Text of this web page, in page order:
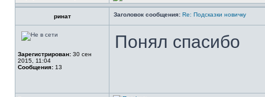
ринат Заголовок сообщения: Re: Подсказки новичку
Зарегистрирован: 30 сен
2015, 11:04
Сообщения: 13
Понял спасибо